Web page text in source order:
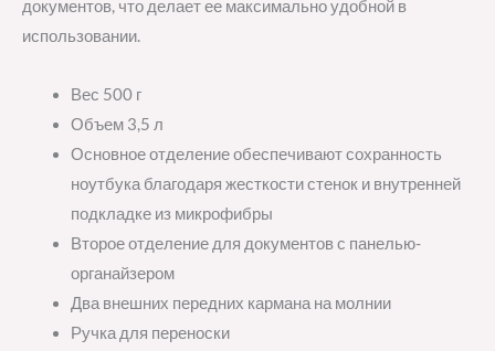
документов, что делает ее максимально удобной в
использовании.
Вес 500 г
Объем 3,5 л
Основное отделение обеспечивают сохранность
ноутбука благодаря жесткости стенок и внутренней
подкладке из микрофибры
Второе отделение для документов с панелью-
органайзером
Два внешних передних кармана на молнии
Ручка для переноски